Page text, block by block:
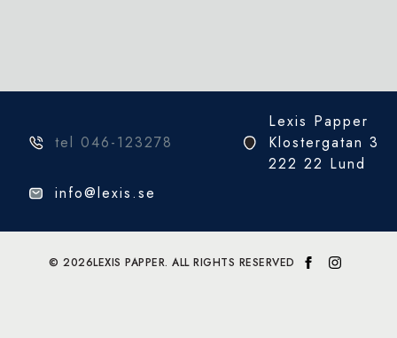
tel 046-123278
Lexis Papper
Klostergatan 3
222 22 Lund
info@lexis.se
© 2026LEXIS PAPPER. ALL RIGHTS RESERVED